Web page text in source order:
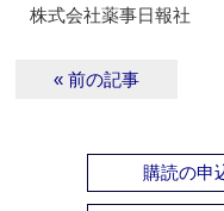
株式会社薬事日報社
« 前の記事
購読の申